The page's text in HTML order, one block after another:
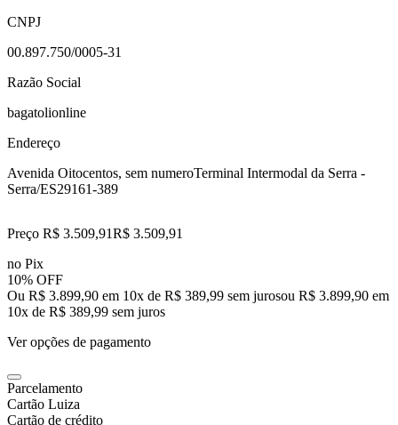
CNPJ
00.897.750/0005-31
Razão Social
bagatolionline
Endereço
Avenida Oitocentos, sem numeroTerminal Intermodal da Serra -
Serra/ES29161-389
Preço R$ 3.509,91R$ 3.509,91
no Pix
10% OFF
Ou R$ 3.899,90 em 10x de R$ 389,99 sem jurosou R$ 3.899,90 em
10x de R$ 389,99 sem juros
Ver opções de pagamento
Parcelamento
Cartão Luiza
Cartão de crédito